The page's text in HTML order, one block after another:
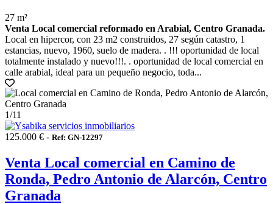
27 m²
Venta Local comercial reformado en Arabial, Centro Granada.
Local en hipercor, con 23 m2 construidos, 27 según catastro, 1
estancias, nuevo, 1960, suelo de madera. . !!! oportunidad de local
totalmente instalado y nuevo!!!. . oportunidad de local comercial en
calle arabial, ideal para un pequeño negocio, toda...
1/11
125.000 € - Ref: GN-12297
Venta Local comercial en Camino de
Ronda, Pedro Antonio de Alarcón, Centro
Granada